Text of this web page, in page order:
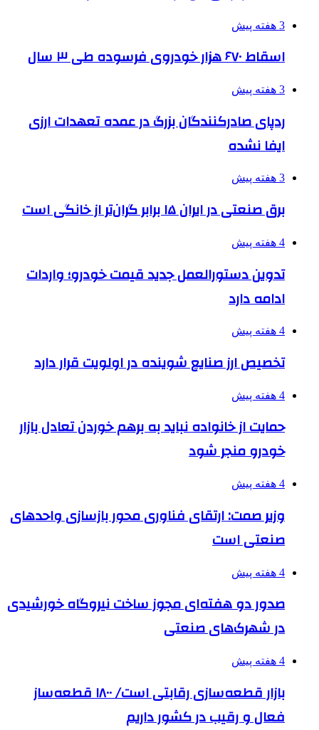
3 هفته پیش
اسقاط ۶۷۰ هزار خودروی فرسوده طی ۳ سال
3 هفته پیش
ردپای صادرکنندگان بزرگ در عمده تعهدات ارزی
ایفا نشده
3 هفته پیش
برق صنعتی در ایران ۱۵ برابر گران‌تر از خانگی است
4 هفته پیش
تدوین دستورالعمل جدید قیمت خودرو؛ واردات
ادامه دارد
4 هفته پیش
تخصیص ارز صنایع شوینده در اولویت قرار دارد
4 هفته پیش
حمایت از خانواده نباید به برهم خوردن تعادل بازار
خودرو منجر شود
4 هفته پیش
وزیر صمت: ارتقای فناوری محور بازسازی واحدهای
صنعتی است
4 هفته پیش
صدور دو هفته‌ای مجوز ساخت نیروگاه خورشیدی
در شهرک‌های صنعتی
4 هفته پیش
بازار قطعه‌سازی رقابتی است/ ۱۸۰۰ قطعه‌ساز
فعال و رقیب در کشور داریم